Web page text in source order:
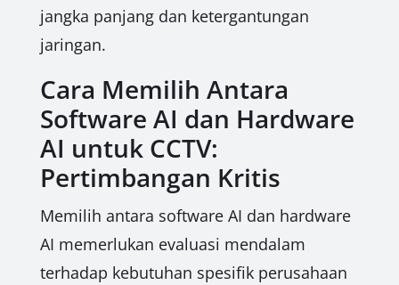
jangka panjang dan ketergantungan
jaringan.
Cara Memilih Antara
Software AI dan Hardware
AI untuk CCTV:
Pertimbangan Kritis
Memilih antara software AI dan hardware
AI memerlukan evaluasi mendalam
terhadap kebutuhan spesifik perusahaan